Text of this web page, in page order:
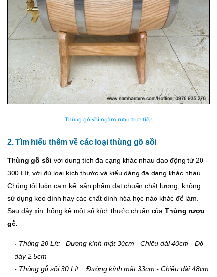
Thùng gỗ sồi ngâm rượu trực tiếp
2. Tìm hiểu thêm về các loại thùng gỗ sồi
Thùng gỗ sồi với dung tích đa dạng khác nhau dao động từ 20 -
300 Lít, với đủ loại kích thước và kiểu dáng đa dạng khác nhau.
Chúng tôi luôn cam kết sản phẩm đạt chuẩn chất lượng, không
sử dụng keo dính hay các chất dính hóa học nào khác để làm.
Sau đây xin thống kê một số kích thước chuẩn của Thùng rượu
gỗ.
- Thùng 20 Lít: Đường kính mặt 30cm - Chiều dài 40cm - Độ
dày 2.5cm
- Thùng gỗ sồi 30 Lít: Đường kính mặt 33cm - Chiều dài 48cm